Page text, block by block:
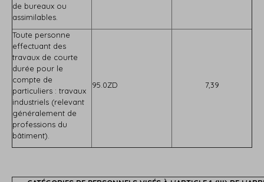
de bureaux ou
assimilables.
Toute personne
effectuant des
travaux de courte
durée pour le
compte de
particuliers : travaux
industriels (relevant
généralement de
professions du
bâtiment).
95.0ZD 7,39